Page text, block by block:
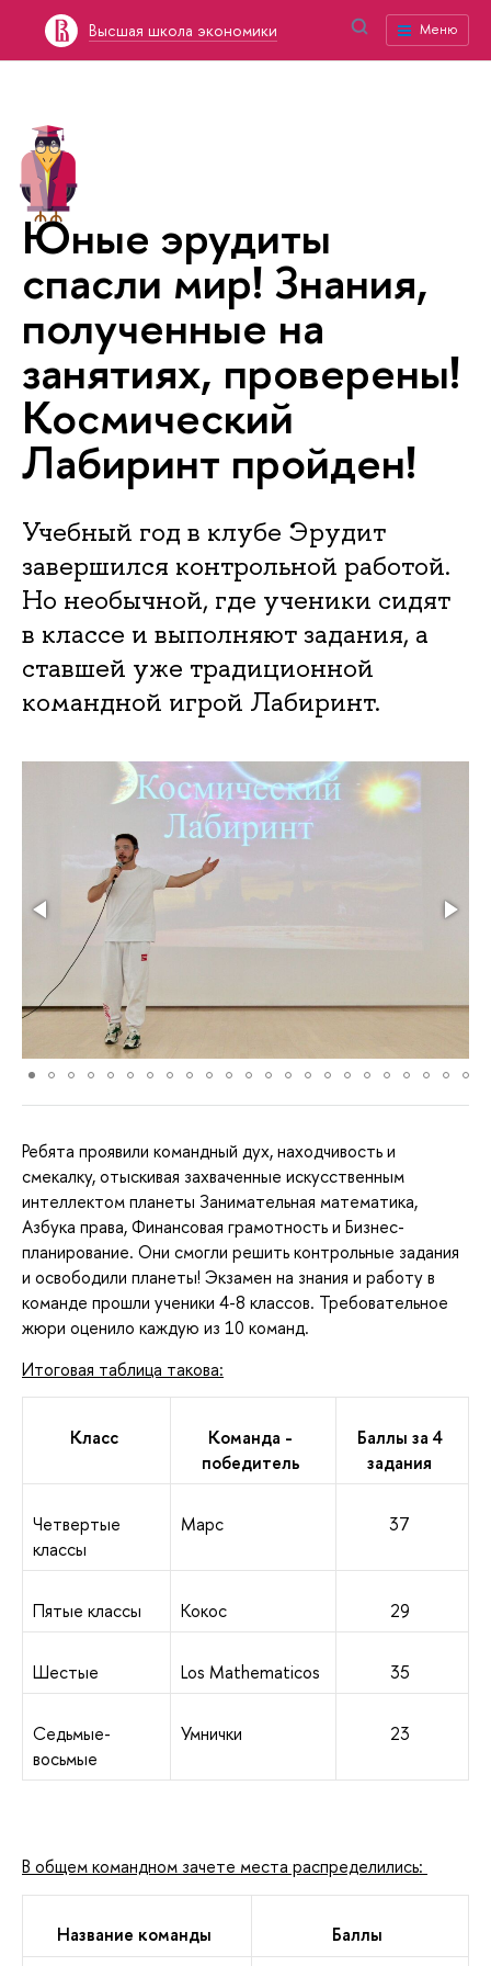
Высшая школа экономики Меню
Юные эрудиты
спасли мир! Знания,
полученные на
занятиях, проверены!
Космический
Лабиринт пройден!
Учебный год в клубе Эрудит
завершился контрольной работой.
Но необычной, где ученики сидят
в классе и выполняют задания, а
ставшей уже традиционной
командной игрой Лабиринт.
Ребята проявили командный дух, находчивость и
смекалку, отыскивая захваченные искусственным
интеллектом планеты Занимательная математика,
Азбука права, Финансовая грамотность и Бизнес-
планирование. Они смогли решить контрольные задания
и освободили планеты! Экзамен на знания и работу в
команде прошли ученики 4-8 классов. Требовательное
жюри оценило каждую из 10 команд.
Итоговая таблица такова:
Класс
Команда -
победитель
Баллы за 4
задания
Четвертые
классы
Марс 37
Пятые классы Кокос 29
Шестые Los Mathematicos 35
Седьмые-
восьмые
Умнички 23
В общем командном зачете места распределились:
Название команды Баллы